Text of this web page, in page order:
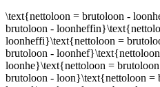
\text{nettoloon = brutoloon -
brutoloon -
loonheffi}\text{nettoloon =
brutoloon -
loonhe}\text{nettoloon =
brutoloon - loon}\text{nettoloon =